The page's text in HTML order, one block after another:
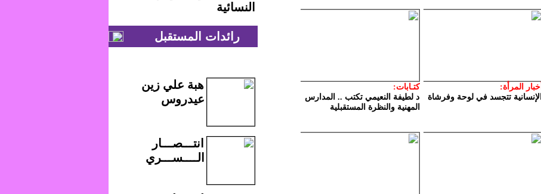
أخبار المرأة:
الإنسانية تتجسد في لوحة وفرشاة
كتـابات:
د لطيفة النعيمي تكتب .. المدارس
المهنية والنظرة المستقبلية
النسائية
رائدات المستقبل
هبة علي زين
عيدروس
انتـــصـــار
الــــســـري